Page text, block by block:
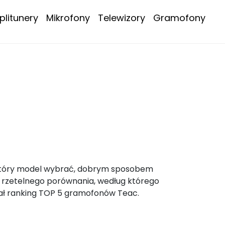
Mikrofony Telewizory Gramofony
model wybrać, dobrym sposobem
porównania, według którego
ranking TOP 5 gramofonów Teac.